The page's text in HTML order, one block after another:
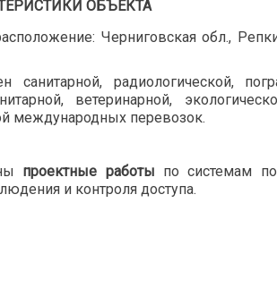
ОБЪЕКТА
Черниговская обл.,
санитарной, радиологической,
ветеринарной,
международных перевозок.
проектные работы по системам
и контроля доступа.